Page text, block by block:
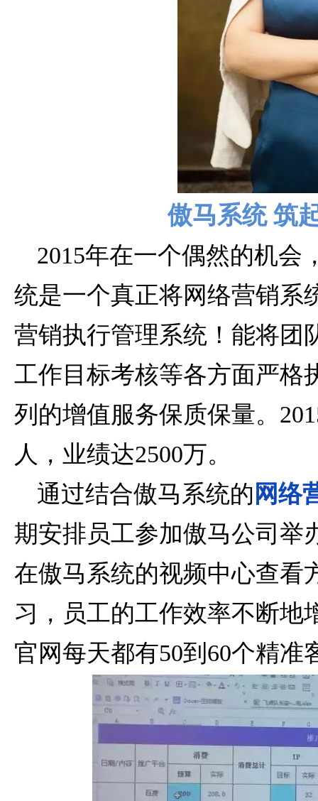
傲马系统 筑
2015年在一个偶然的机会
统是一个真正将网络营销系
营销执行管理系统！能将团
工作目标考核等各方面严格
列的增值服务保质保量。
人，业绩达2500万。
通过结合傲马系统的 网络
期安排员工参加傲马公司举
在傲马系统的视频中心查看
习，员工的工作效率不断地
官网每天都有50到60个精准